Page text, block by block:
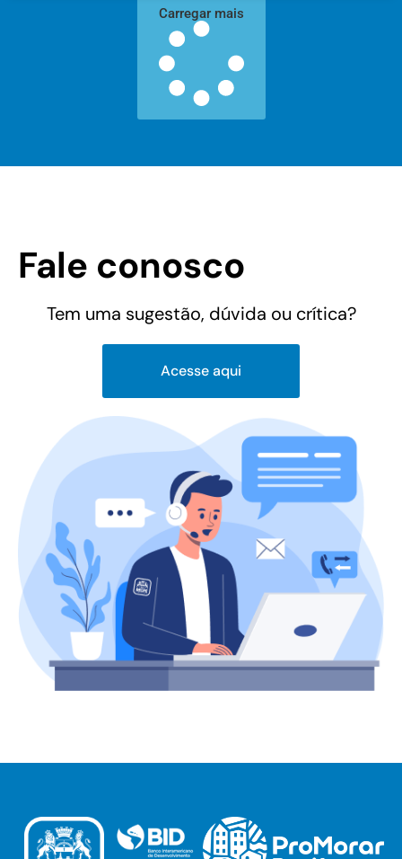
Carregar mais
Fale conosco
Tem uma sugestão, dúvida ou crítica?
Acesse aqui